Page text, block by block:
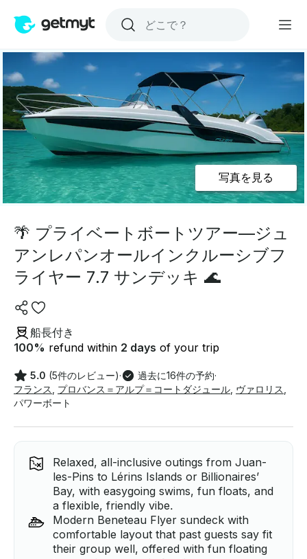
写真を見る
🌴 プライベートボートツアー—ジュ
アンレパンオールインクルーシブフ
ライヤー 7.7 サンデッキ 🌊
船長付き
100% refund within 2 days of your trip
5.0 (5件のレビュー)· 過去に16件の予約·
フランス
プロバンス＝アルプ＝コートダジュール ヴァロリス
パワーボート
Relaxed, all-inclusive outings from Juan-
les-Pins to Lérins Islands or Billionaires’
Bay, with easygoing swims, fun floats, and
a flexible, friendly vibe.
Modern Beneteau Flyer sundeck with
comfortable layout that past guests say fit
their group well, offered with fun floating